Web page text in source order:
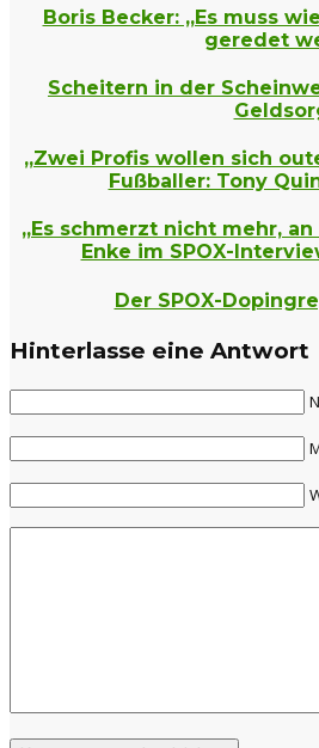
Boris Becker: „Es muss
geredet
Scheitern in der
„Zwei Profis wollen sich
Fußballer: Tony
„Es schmerzt nicht mehr,
Enke im SPOX-
Der SPOX-
Hinterlasse eine Antwort